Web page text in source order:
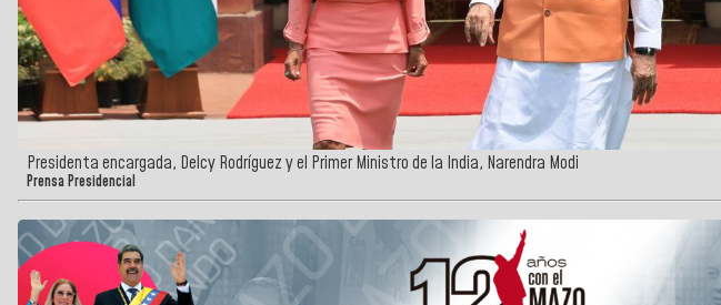
Presidenta encargada, Delcy Rodríguez y el Primer Ministro de la India, Narendra Modi
Prensa Presidencial